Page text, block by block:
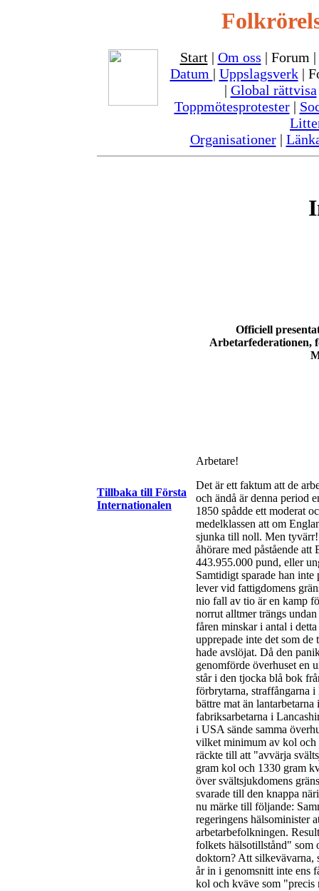
Start| Om oss | Forum |
Datum | Uppslagsverk|
| Global rättvisa
Toppmötesprotester|
Organisationer|
Tillbaka till Första
Internationalen
Officiell
Arbetarfederationen,
Arbetare!
Det är ett faktum att de
och ändå är denna period
1850 spådde ett moderat
medelklassen att om
sjunka till noll. Men tyvärr!
åhörare med påstående
443.955.000 pund, eller
Samtidigt sparade han
lever vid fattigdomens
nio fall av tio är en kamp
norrut alltmer trängs
fåren minskar i antal i
upprepade inte det som de
hade avslöjat. Då den
genomförde överhuset en
står i den tjocka blå bok
förbrytarna, straffångarna
bättre mat än
fabriksarbetarna i
i USA sände samma
vilket minimum av kol och
räckte till att "avvärja
gram kol och 1330 gram
över svältsjukdomens
svarade till den knappa
nu märke till följande:
regeringens hälsominister
arbetarbefolkningen.
folkets hälsotillstånd" som
doktorn? Att silkevävarna,
år in i genomsnitt inte ens
kol och kväve som "precis